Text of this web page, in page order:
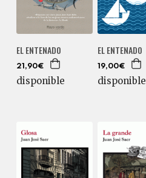
EL ENTENADO
21,90€
disponible
EL ENTENADO
19,00€
disponible